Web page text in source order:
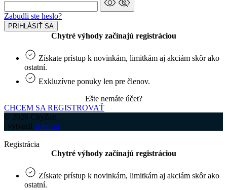
Zabudli ste heslo?
PRIHLÁSIŤ SA
Chytré výhody začínajú registráciou
Získate prístup k novinkám, limitkám aj akciám skôr ako
ostatní.
Exkluzívne ponuky len pre členov.
Ešte nemáte účet?
CHCEM SA REGISTROVAŤ
© 2026 CityZen
| vytvoril emorfiq
Registrácia
Chytré výhody začínajú registráciou
Získate prístup k novinkám, limitkám aj akciám skôr ako
ostatní.